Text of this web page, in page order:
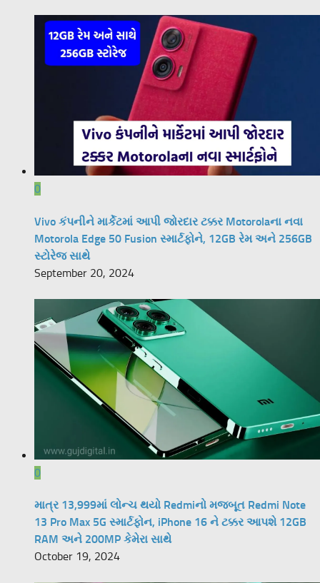
0
Vivo કંપનીને માર્કેટમાં આપી જોરદાર ટક્કર Motorolaના નવા
Motorola Edge 50 Fusion સ્માર્ટફોને, 12GB રેમ અને 256GB
સ્ટોરેજ સાથે
September 20, 2024
0
માત્ર 13,999માં લોન્ચ થયો Redmiનો મજબૂત Redmi Note
13 Pro Max 5G સ્માર્ટફોન, iPhone 16 ને ટક્કર આપશે 12GB
RAM અને 200MP કેમેરા સાથે
October 19, 2024